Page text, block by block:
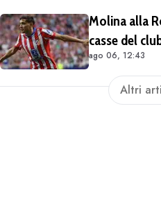
Molina alla
casse del
ago 06, 12:43
Altri